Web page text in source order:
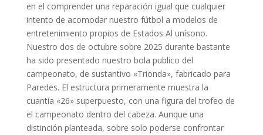
en el comprender una reparación igual que cualquier
intento de acomodar nuestro fútbol a modelos de
entretenimiento propios de Estados Al uní­sono.
Nuestro dos de octubre sobre 2025 durante bastante
ha sido presentado nuestro bola publico del
campeonato, de sustantivo «Trionda», fabricado para
Paredes. El estructura primeramente muestra la
cuantía «26» superpuesto, con una figura del trofeo de
el campeonato dentro del cabeza. Aunque una
distinción planteada, sobre solo poderse confrontar